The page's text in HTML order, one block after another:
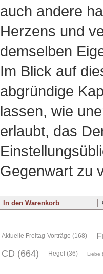
auch andere
Herzens und
demselben
Im Blick auf
abgründige
lassen, wie
erlaubt, das
Gegenwart zu
Aktuelle Freitag-Vorträge (168)
CD (664)
Hegel (36) Liebe